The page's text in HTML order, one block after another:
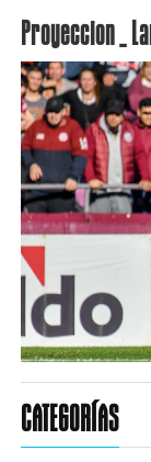
Proyeccion _
CATEGORÍAS